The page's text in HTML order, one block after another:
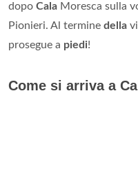
dopo Cala Moresca sulla
Pionieri. Al termine della
prosegue a piedi!
Come si arriva a